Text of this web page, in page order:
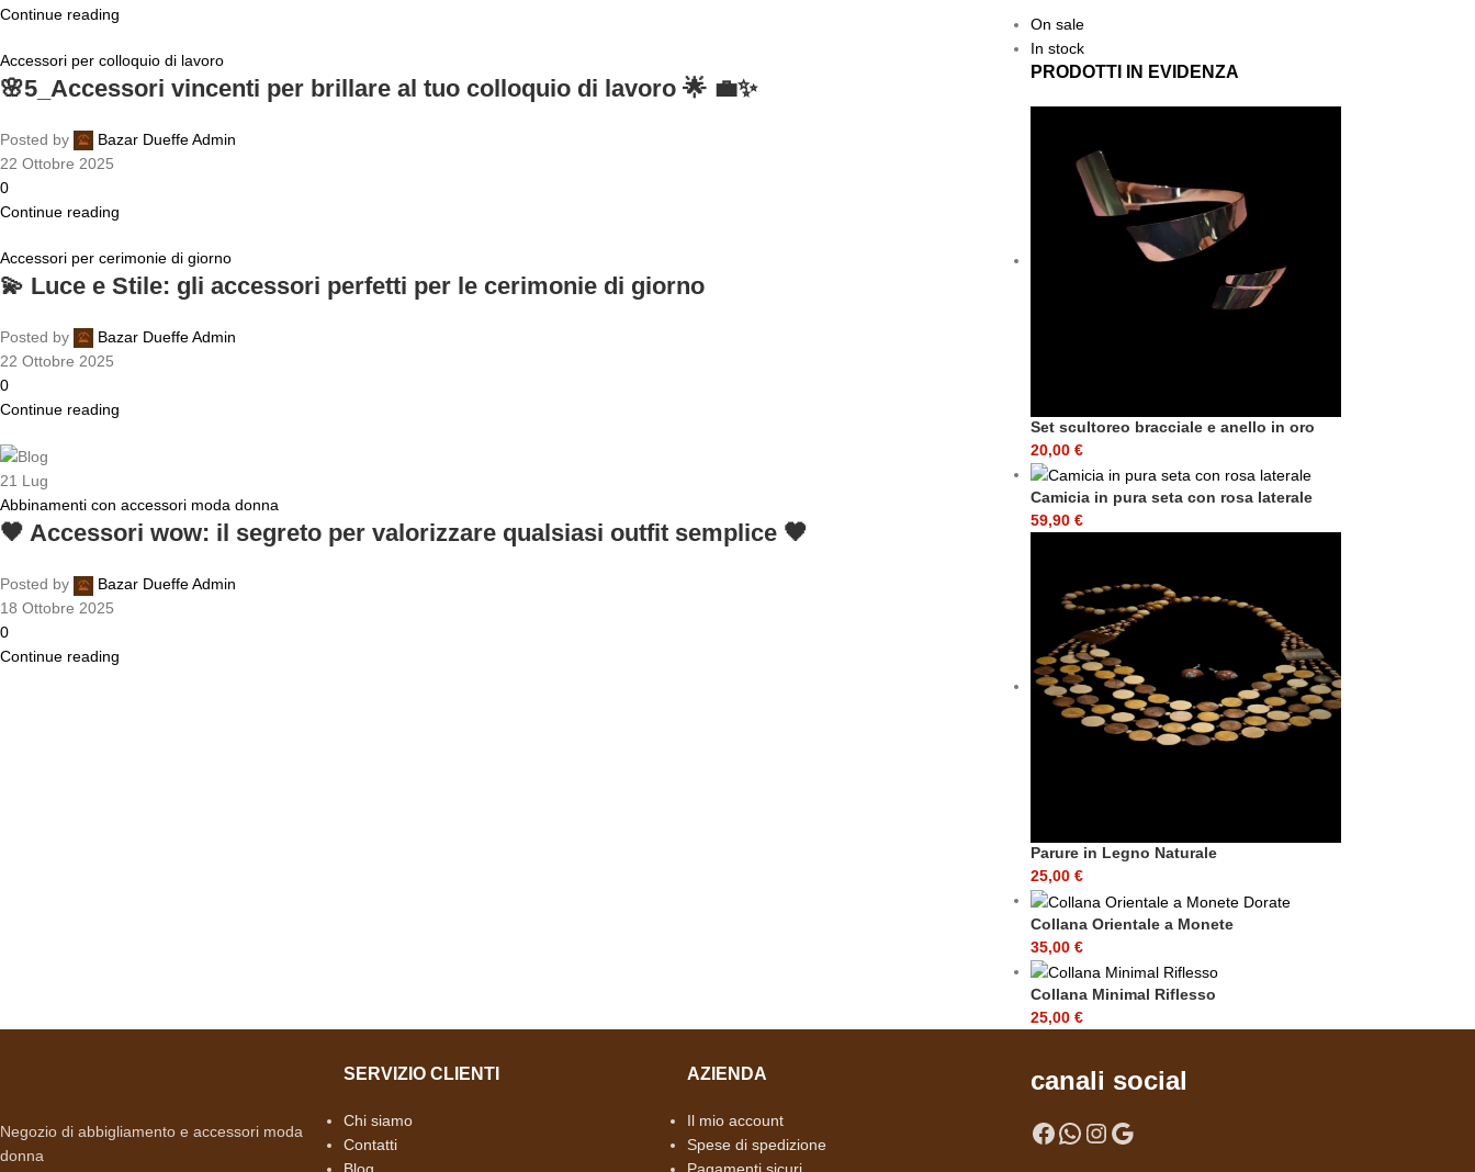
Continue reading
Accessori per colloquio di lavoro
🌸5_Accessori vincenti per brillare al tuo colloquio di lavoro 🌟 💼✨
Posted by
Bazar Dueffe Admin
22 Ottobre 2025
0
Continue reading
Accessori per cerimonie di giorno
💫 Luce e Stile: gli accessori perfetti per le cerimonie di giorno
Posted by
Bazar Dueffe Admin
22 Ottobre 2025
0
Continue reading
21 Lug
Abbinamenti con accessori moda donna
🖤 Accessori wow: il segreto per valorizzare qualsiasi outfit semplice 🖤
Posted by
Bazar Dueffe Admin
18 Ottobre 2025
0
Continue reading
On sale
In stock
PRODOTTI IN EVIDENZA
Set scultoreo bracciale e anello in oro
20,00 €
Camicia in pura seta con rosa laterale
59,90 €
Parure in Legno Naturale
25,00 €
Collana Orientale a Monete
35,00 €
Collana Minimal Riflesso
25,00 €
Negozio di abbigliamento e accessori moda
donna
SERVIZIO CLIENTI
Chi siamo
Contatti
AZIENDA
Il mio account
Spese di spedizione
canali social